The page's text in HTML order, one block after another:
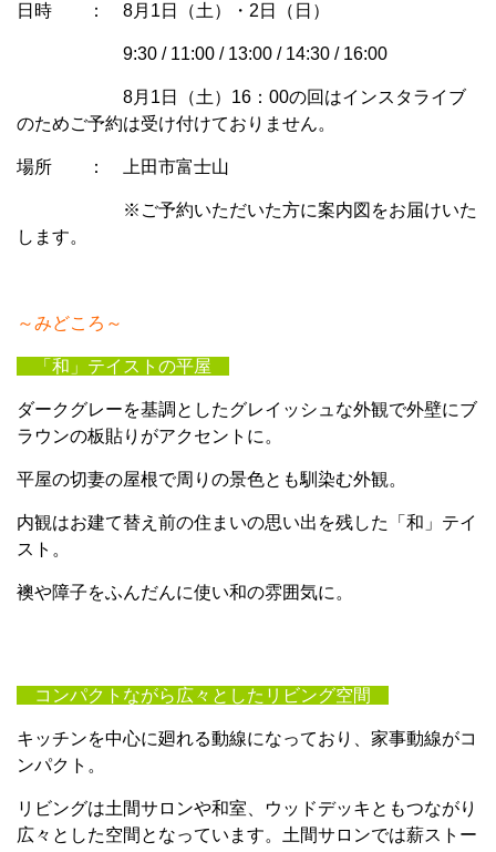
日時 ： 8月1日（土）・2日（日）
9:30 / 11:00 / 13:00 / 14:30 / 16:00
8月1日（土）16：00の回はインスタライブ
のためご予約は受け付けておりません。
場所 ： 上田市富士山
※ご予約いただいた方に案内図をお届けいた
します。
～みどころ～
「和」テイストの平屋
ダークグレーを基調としたグレイッシュな外観で外壁にブ
ラウンの板貼りがアクセントに。
平屋の切妻の屋根で周りの景色とも馴染む外観。
内観はお建て替え前の住まいの思い出を残した「和」テイ
スト。
襖や障子をふんだんに使い和の雰囲気に。
コンパクトながら広々としたリビング空間
キッチンを中心に廻れる動線になっており、家事動線がコ
ンパクト。
リビングは土間サロンや和室、ウッドデッキともつながり
広々とした空間となっています。土間サロンでは薪ストー